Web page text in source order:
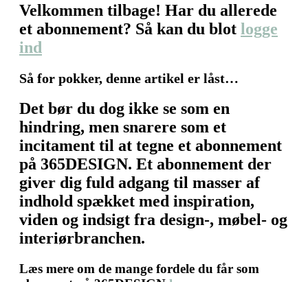
Velkommen tilbage! Har du allerede
et abonnement? Så kan du blot logge
ind
Så for pokker, denne artikel er låst…
Det bør du dog ikke se som en
hindring, men snarere som et
incitament til at tegne et abonnement
på 365DESIGN. Et abonnement der
giver dig fuld adgang til masser af
indhold spækket med inspiration,
viden og indsigt fra design-, møbel- og
interiørbranchen.
Læs mere om de mange fordele du får som